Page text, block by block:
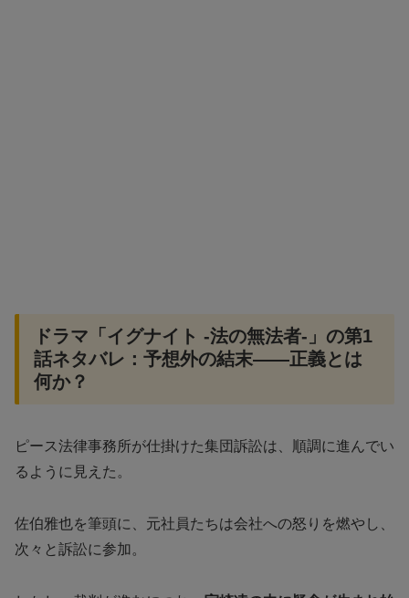
ドラマ「イグナイト -法の無法者-」の第1
話ネタバレ：予想外の結末——正義とは
何か？
ピース法律事務所が仕掛けた集団訴訟は、順調に進んでい
るように見えた。
佐伯雅也を筆頭に、元社員たちは会社への怒りを燃やし、
次々と訴訟に参加。